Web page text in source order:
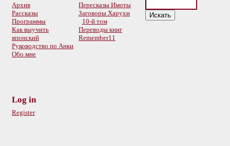
Архив
Рассказы
Программы
Как выучить
японский
Руководство по Анки
Обо мне
Пересказы Имоты
Заговоры Харухи
10-й том
Переводы книг
Remember11
Log in
Register